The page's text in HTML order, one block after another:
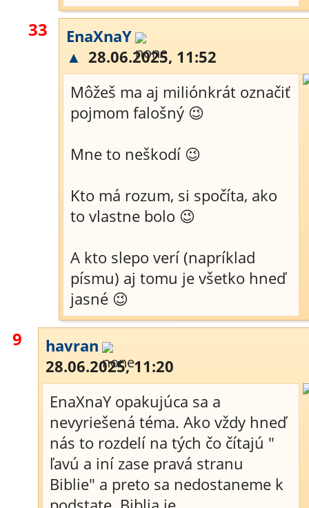
33
EnaXnaY
▲ 28.06.2025, 11:52
Môžeš ma aj miliónkrát označiť
pojmom falošný 😉
Mne to neškodí 😉
Kto má rozum, si spočíta, ako
to vlastne bolo 😉
A kto slepo verí (napríklad
písmu) aj tomu je všetko hneď
jasné 😉
9
havran
28.06.2025, 11:20
EnaXnaY opakujúca sa a
nevyriešená téma. Ako vždy hneď
nás to rozdelí na tých čo čítajú "
ľavú a iní zase pravá stranu
Biblie" a preto sa nedostaneme k